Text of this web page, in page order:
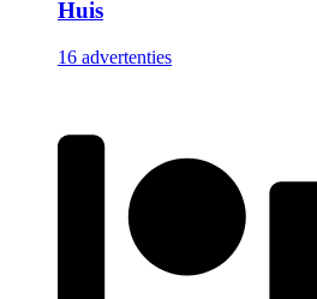
Huis
16 advertenties